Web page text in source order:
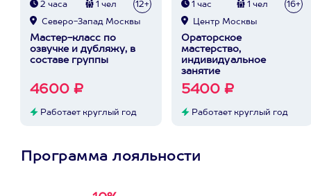
2 часа 1 чел 12+
Северо-Запад Москвы
Мастер-класс по
озвучке и дубляжу, в
составе группы
4600 ₽
Работает круглый год
1 час 1 чел 16+
Центр Москвы
Ораторское
мастерство,
индивидуальное
занятие
5400 ₽
Работает круглый год
Программа лояльности